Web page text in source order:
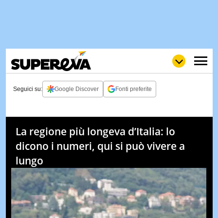
WOW
POP
NEWS
& TV
QUIZ
Seguici su: Google Discover Fonti preferite
La regione più longeva d’Italia: lo
dicono i numeri, qui si può vivere a
lungo